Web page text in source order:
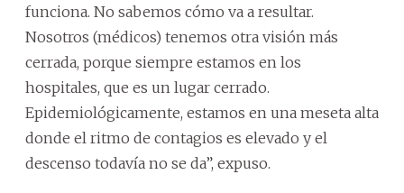
funciona. No sabemos cómo va a resultar.
Nosotros (médicos) tenemos otra visión más
cerrada, porque siempre estamos en los
hospitales, que es un lugar cerrado.
Epidemiológicamente, estamos en una meseta alta
donde el ritmo de contagios es elevado y el
descenso todavía no se da”, expuso.